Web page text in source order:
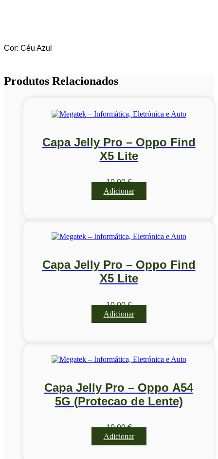
Cor: Céu Azul
Produtos Relacionados
Capa Jelly Pro – Oppo Find
X5 Lite
10,00€
Adicionar
Capa Jelly Pro – Oppo Find
X5 Lite
10,00€
Adicionar
Capa Jelly Pro – Oppo A54
5G (Protecao de Lente)
10,00€
Adicionar